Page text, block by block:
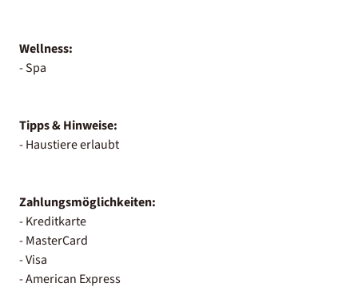
Wellness:
- Spa
Tipps & Hinweise:
- Haustiere erlaubt
Zahlungsmöglichkeiten:
- Kreditkarte
- MasterCard
- Visa
- American Express